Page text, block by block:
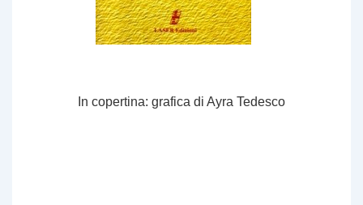
In copertina: grafica di Ayra Tedesco